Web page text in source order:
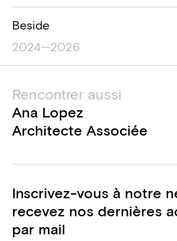
Beside
2024—2026
Rencontrer aussi
Ana Lopez
Architecte Associée
Inscrivez-vous à notre
recevez nos dernières
par mail